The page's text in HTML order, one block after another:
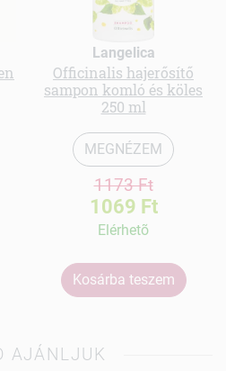
Langelica
Officinalis hajerősítő
sampon komló és köles
250 ml
MEGNÉZEM
1173 Ft
1069 Ft
Elérhetõ
Kosárba teszem
AJÁNLJUK